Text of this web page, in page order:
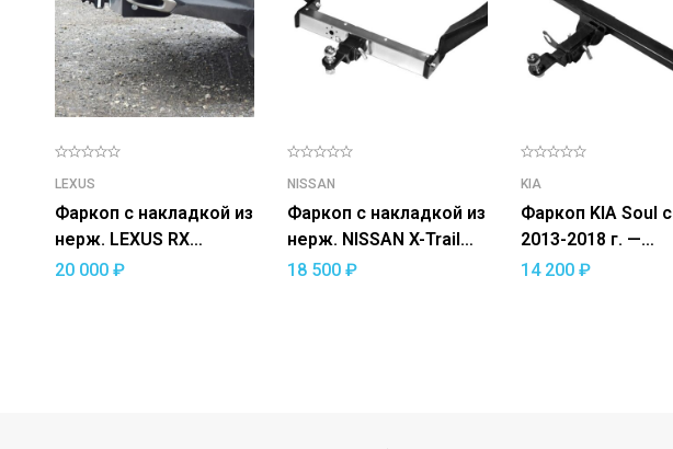
LEXUS
Фаркоп с накладкой из
нерж. LEXUS RX
(кроме F-Sport) 2019-
20 000 ₽
NISSAN
Фаркоп с накладкой из
нерж. NISSAN X-Trail
2007-2013 — съемный
18 500₽
KIA
Фаркоп KIA Soul с
2013-2018 г. —
съемный квадрат
14 200 ₽